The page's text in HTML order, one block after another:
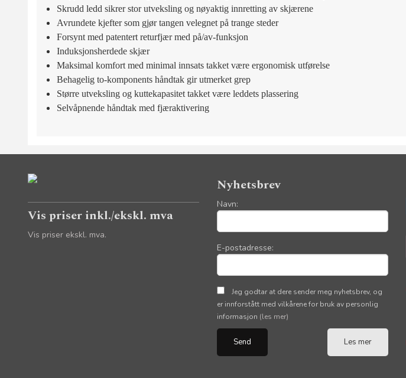
Skrudd ledd sikrer stor utveksling og nøyaktig innretting av skjærene
Avrundete kjefter som gjør tangen velegnet på trange steder
Forsynt med patentert returfjær med på/av-funksjon
Induksjonsherdede skjær
Maksimal komfort med minimal innsats takket være ergonomisk utførelse
Behagelig to-komponents håndtak gir utmerket grep
Større utveksling og kuttekapasitet takket være leddets plassering
Selvåpnende håndtak med fjæraktivering
Vis priser inkl./ekskl. mva
Vis priser ekskl. mva.
Nyhetsbrev
Navn:
E-postadresse:
Jeg godtar at dere sender meg nyhetsbrev, og
er innforstått med vilkårene for bruk av personlig
informasjon (les mer)
Les mer